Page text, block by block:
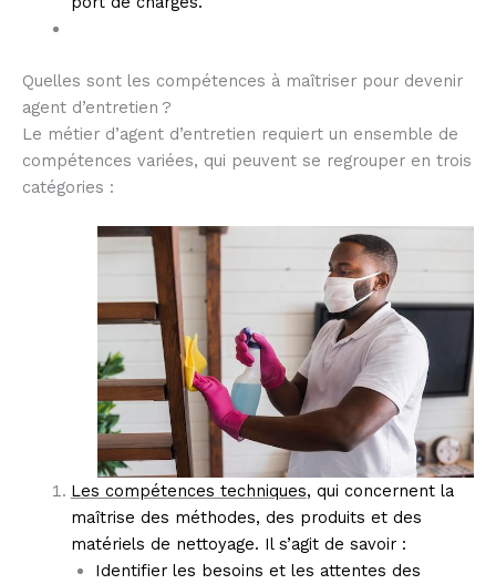
Quelles sont les compétences à maîtriser pour devenir
agent d’entretien ?
Le métier d’agent d’entretien requiert un ensemble de
compétences variées, qui peuvent se regrouper en trois
catégories :
Les compétences techniques, qui concernent la
maîtrise des méthodes, des produits et des
matériels de nettoyage. Il s’agit de savoir :
Identifier les besoins et les attentes des